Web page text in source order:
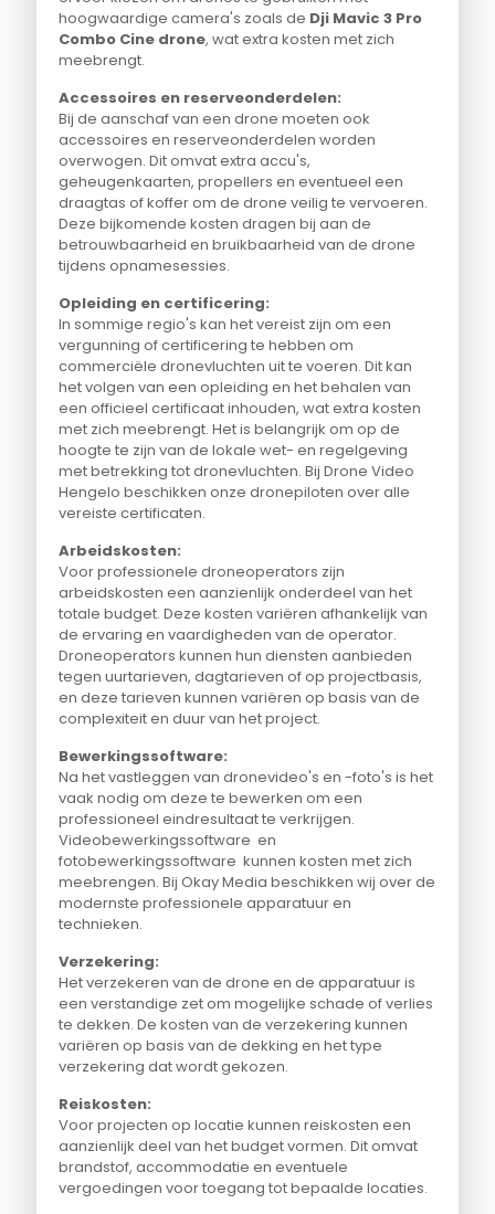
hoogwaardige camera's zoals de Dji Mavic 3 Pro
Combo Cine drone, wat extra kosten met zich
meebrengt.
Accessoires en reserveonderdelen:
Bij de aanschaf van een drone moeten ook
accessoires en reserveonderdelen worden
overwogen. Dit omvat extra accu's,
geheugenkaarten, propellers en eventueel een
draagtas of koffer om de drone veilig te vervoeren.
Deze bijkomende kosten dragen bij aan de
betrouwbaarheid en bruikbaarheid van de drone
tijdens opnamesessies.
Opleiding en certificering:
In sommige regio's kan het vereist zijn om een
vergunning of certificering te hebben om
commerciële dronevluchten uit te voeren. Dit kan
het volgen van een opleiding en het behalen van
een officieel certificaat inhouden, wat extra kosten
met zich meebrengt. Het is belangrijk om op de
hoogte te zijn van de lokale wet- en regelgeving
met betrekking tot dronevluchten. Bij Drone Video
Hengelo beschikken onze dronepiloten over alle
vereiste certificaten.
Arbeidskosten:
Voor professionele droneoperators zijn
arbeidskosten een aanzienlijk onderdeel van het
totale budget. Deze kosten variëren afhankelijk van
de ervaring en vaardigheden van de operator.
Droneoperators kunnen hun diensten aanbieden
tegen uurtarieven, dagtarieven of op projectbasis,
en deze tarieven kunnen variëren op basis van de
complexiteit en duur van het project.
Bewerkingssoftware:
Na het vastleggen van dronevideo's en -foto's is het
vaak nodig om deze te bewerken om een
professioneel eindresultaat te verkrijgen.
Videobewerkingssoftware en
fotobewerkingssoftware kunnen kosten met zich
meebrengen. Bij Okay Media beschikken wij over de
modernste professionele apparatuur en
technieken.
Verzekering:
Het verzekeren van de drone en de apparatuur is
een verstandige zet om mogelijke schade of verlies
te dekken. De kosten van de verzekering kunnen
variëren op basis van de dekking en het type
verzekering dat wordt gekozen.
Reiskosten:
Voor projecten op locatie kunnen reiskosten een
aanzienlijk deel van het budget vormen. Dit omvat
brandstof, accommodatie en eventuele
vergoedingen voor toegang tot bepaalde locaties.